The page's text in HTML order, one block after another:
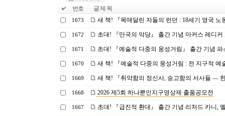
번호 글 제 목
1673 새 책! 『목매달린 자들의 런던 : 18세기 영국 노
1672 초대! 『만국의 악당』 출간 기념 마커스 레디커
1671 초대! 『예술적 다중의 웅성거림』 출간 기념 파
1670 새 책! 『예술적 다중의 웅성거림 : 전 지구적 예
1669 새 책! 『취약함의 정신사, 숭고함의 서사들 ―
1668 2026 제5회 하나뿐인지구영상제 출품공모전
1667 초대! 『급진적 환대』 출간 기념 리처드 카니,